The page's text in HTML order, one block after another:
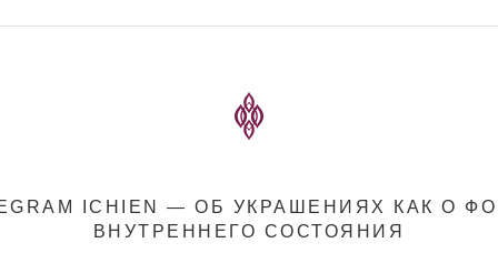
ICHIEN — ОБ УКРАШЕНИЯХ КАК О
ВНУТРЕННЕГО СОСТОЯНИЯ